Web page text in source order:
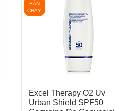
BÁN
CHẠY
Excel Therapy O2 Uv
Urban Shield SPF50